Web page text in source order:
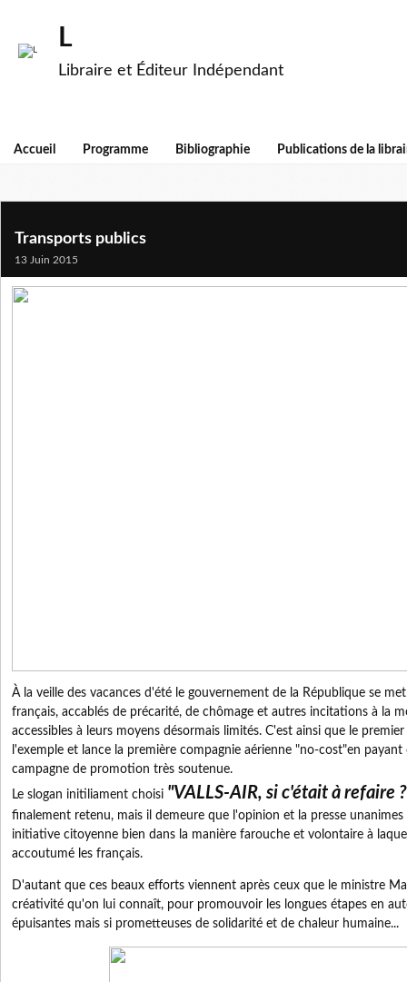
L
Libraire et Éditeur Indépendant
Accueil Programme Bibliographie Publications de la
Transports publics
13 Juin 2015
À la veille des vacances d'été le gouvernement de la République se
français, accablés de précarité, de chômage et autres incitations à la
accessibles à leurs moyens désormais limités. C'est ainsi que le
l'exemple et lance la première compagnie aérienne "no-cost"en
campagne de promotion très soutenue.
Le slogan initiliament choisi "VALLS-AIR, si c'était à refaire
finalement retenu, mais il demeure que l'opinion et la presse
initiative citoyenne bien dans la manière farouche et volontaire à
accoutumé les français.
D'autant que ces beaux efforts viennent après ceux que le ministre
créativité qu'on lui connaît, pour promouvoir les longues étapes en
épuisantes mais si prometteuses de solidarité et de chaleur humaine...